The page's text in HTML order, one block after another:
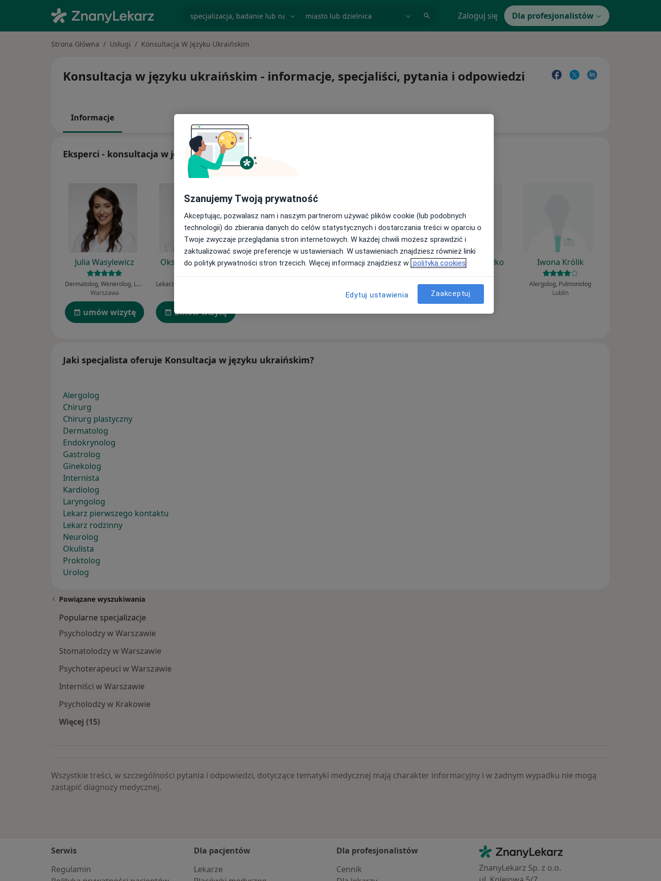
Zaloguj się Dla profesjonalistów
Strona Główna Usługi Konsultacja W Języku Ukraińskim
Konsultacja w języku ukraińskim - informacje, specjaliści, pytania i odpowiedzi
Informacje
Eksperci - konsultacja w języku ukraińskim
Julia Wasylewicz
Dermatolog, Wenerolog, Lekarz wykonujący zabiegi medycyny estetycznej
Warszawa
umów wizytę
Oksana Yosypchuk
umów wizytę
Bożena
Dorota Kardas -
Alergolog, Pediatra
Krzysztof Buczyłko
Alergolog
Łódź
Iwona Królik
Alergolog, Pulmonolog
Lublin
Jaki specjalista oferuje Konsultacja w języku ukraińskim?
Alergolog
Chirurg
Chirurg plastyczny
Dermatolog
Endokrynolog
Gastrolog
Ginekolog
Internista
Kardiolog
Laryngolog
Lekarz pierwszego kontaktu
Lekarz rodzinny
Neurolog
Okulista
Proktolog
Urolog
Powiązane wyszukiwania
Popularne specjalizacje
Psycholodzy w Warszawie
Stomatolodzy w Warszawie
Psychoterapeuci w Warszawie
Interniści w Warszawie
Psycholodzy w Krakowie
Więcej (15)
Wszystkie treści, w szczególności pytania i odpowiedzi, dotyczące tematyki medycznej mają charakter informacyjny i w żadnym wypadku nie mogą
zastąpić diagnozy medycznej.
Serwis
Regulamin
Dla pacjentów
Lekarze
Dla profesjonalistów
Cennik
Kontakt
ZnanyLekarz - Strona główna
ZnanyLekarz Sp. z o.o.
Szanujemy Twoją prywatność
Akceptując, pozwalasz nam i naszym partnerom używać plików cookie (lub podobnych
technologii) do zbierania danych do celów statystycznych i dostarczania treści w oparciu o
Twoje zwyczaje przeglądania stron internetowych. W każdej chwili możesz sprawdzić i
zaktualizować swoje preferencje w ustawieniach. W ustawieniach znajdziesz również linki
do polityk prywatności stron trzecich. Więcej informacji znajdziesz w polityka cookies
Edytuj ustawienia Zaakceptuj